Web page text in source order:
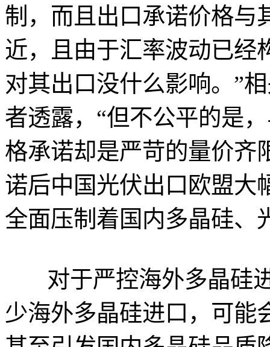
制，而且出口承诺价格与
近，且由于汇率波动已经
对其出口没什么影响。”
者透露，“但不公平的是
格承诺却是严苛的量价齐
诺后中国光伏出口欧盟大
全面压制着国内多晶硅、
对于严控海外多晶硅
少海外多晶硅进口，可能